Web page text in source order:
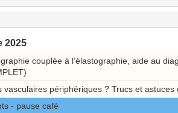
2025
couplée à l’élastographie, aide au
vasculaires périphériques ? Trucs et
- pause café